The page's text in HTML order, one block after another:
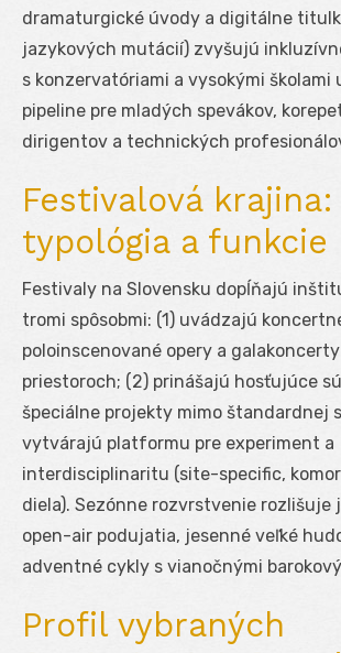
dramaturgické úvody a digitálne
jazykových mutácií) zvyšujú
s konzervatóriami a vysokými školami
pipeline pre mladých spevákov,
dirigentov a technických
Festivalová krajina:
typológia a funkcie
Festivaly na Slovensku dopĺňajú
tromi spôsobmi: (1) uvádzajú
poloinscenované opery a
priestoroch; (2) prinášajú hosťujúce
špeciálne projekty mimo štandardnej
vytvárajú platformu pre experiment a
interdisciplinaritu (site-specific,
diela). Sezónne rozvrstvenie rozlišuje
open-air podujatia, jesenné veľké
adventné cykly s vianočnými
Profil vybraných